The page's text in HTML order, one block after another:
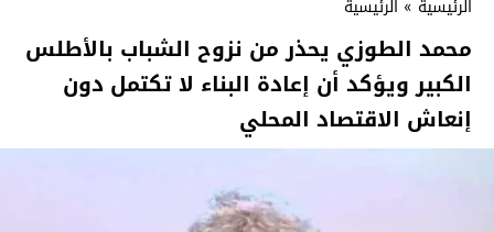
الرئيسية » الرئيسية
محمد الطوزي يحذر من نزوح الشباب بالأطلس
الكبير ويؤكد أن إعادة البناء لا تكتمل دون
إنعاش الاقتصاد المحلي